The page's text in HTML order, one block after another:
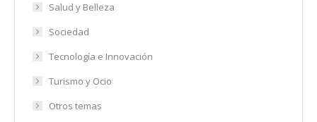
Salud y Belleza
Sociedad
Tecnología e Innovación
Turismo y Ocio
Otros temas